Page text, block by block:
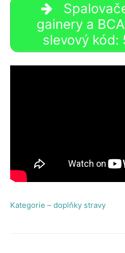
gainery a
slevový kód:
Kategorie – doplňky stravy